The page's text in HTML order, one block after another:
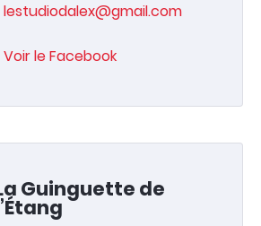
lestudiodalex@gmail.com
Voir le Facebook
Guinguette de